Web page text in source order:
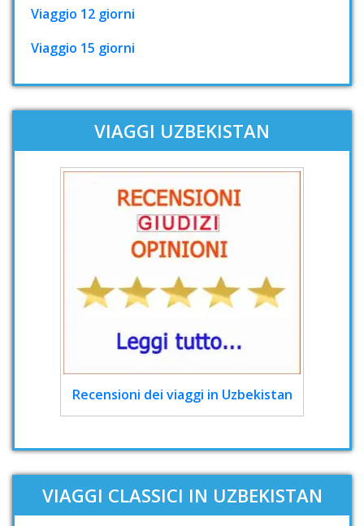
Viaggio 12 giorni
Viaggio 15 giorni
VIAGGI UZBEKISTAN
Recensioni dei viaggi in Uzbekistan
VIAGGI CLASSICI IN UZBEKISTAN